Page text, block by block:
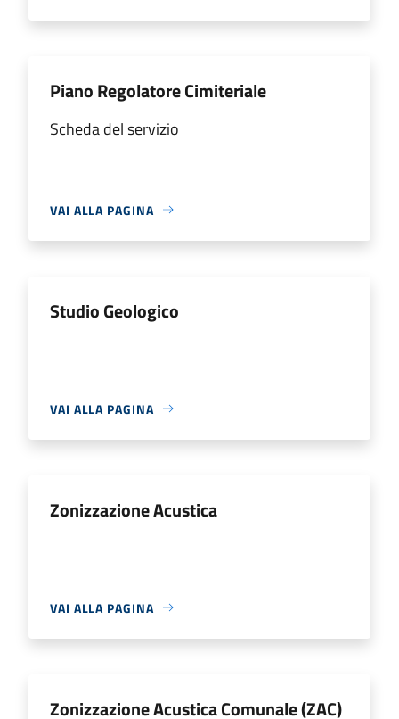
Piano Regolatore Cimiteriale
Scheda del servizio
VAI ALLA PAGINA
Studio Geologico
VAI ALLA PAGINA
Zonizzazione Acustica
VAI ALLA PAGINA
Zonizzazione Acustica Comunale (ZAC)